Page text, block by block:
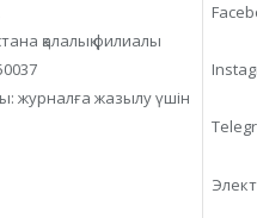
қалалық филиалы
журналға жазылу үшін